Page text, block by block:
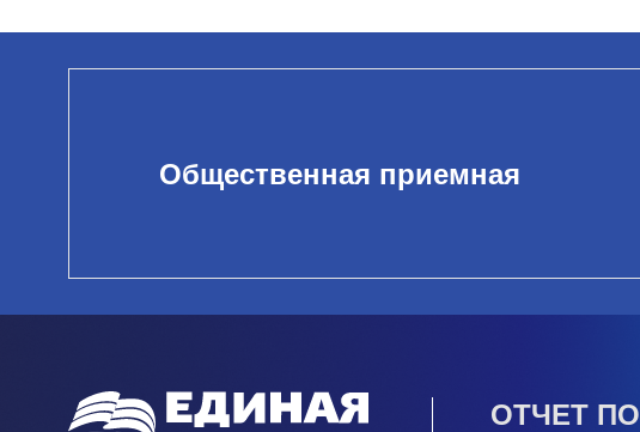
Общественная приемная
ОТЧЕТ